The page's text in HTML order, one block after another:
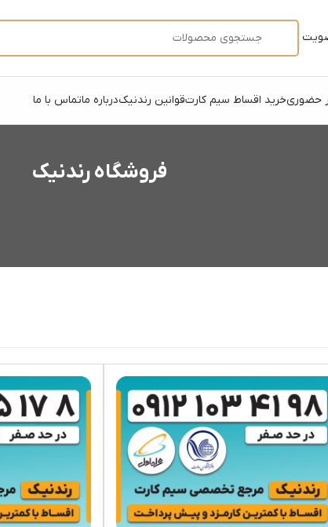
حضوریخرید اقساط سیم کارتقوانین رندنیکدرباره ماتماس با ما
فروشگاه رندنیک